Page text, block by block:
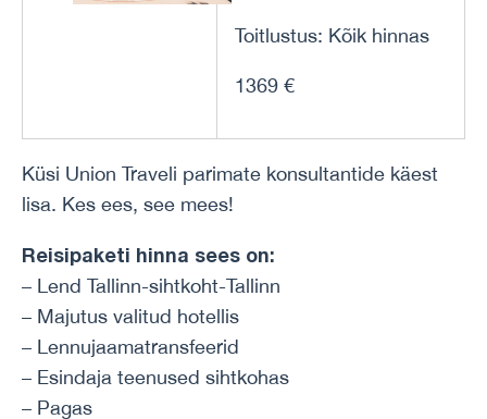
Toitlustus: Kõik hinnas
1369 €
Küsi Union Traveli parimate konsultantide käest
lisa. Kes ees, see mees!
Reisipaketi hinna sees on:
– Lend Tallinn-sihtkoht-Tallinn
– Majutus valitud hotellis
– Lennujaamatransfeerid
– Esindaja teenused sihtkohas
– Pagas